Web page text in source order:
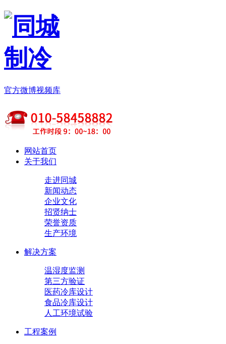
官方微博视频库
网站首页
关于我们
走进同城
新闻动态
企业文化
招贤纳士
荣誉资质
生产环境
解决方案
温湿度监测
第三方验证
医药冷库设计
食品冷库设计
人工环境试验
工程案例